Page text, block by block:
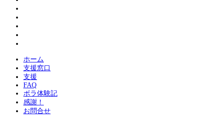
ホーム
支援窓口
支援
FAQ
ボラ体験記
感謝！
お問合せ